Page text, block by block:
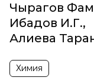
Чырагов
Ибадов И.Г.,
Алиева
Химия